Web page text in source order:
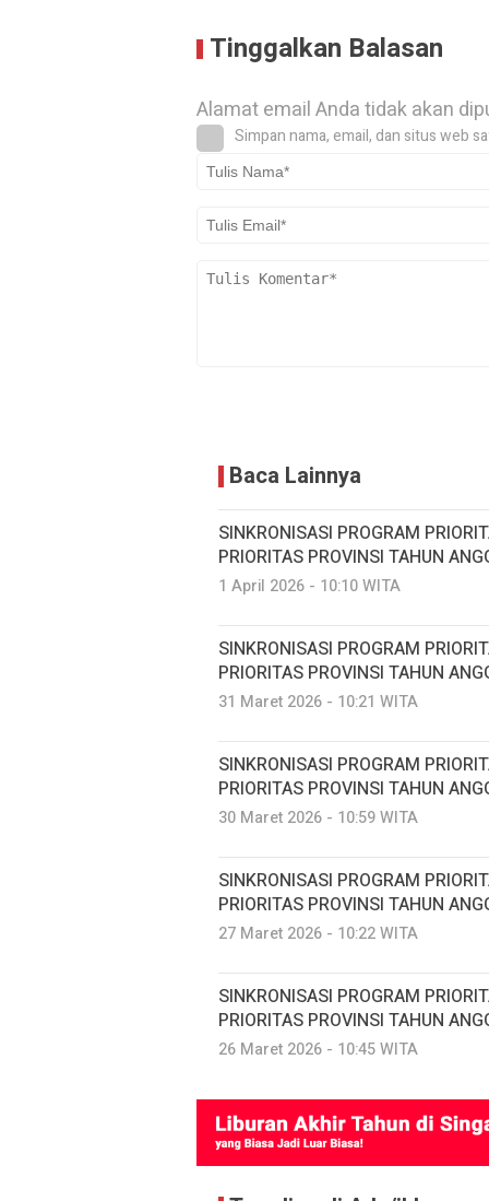
Tinggalkan Balasan
Alamat email Anda tidak akan
Simpan nama, email, dan situs web
Baca Lainnya
SINKRONISASI PROGRAM
PRIORITAS PROVINSI TAHUN
1 April 2026 - 10:10 WITA
SINKRONISASI PROGRAM
PRIORITAS PROVINSI TAHUN
31 Maret 2026 - 10:21 WITA
SINKRONISASI PROGRAM
PRIORITAS PROVINSI TAHUN
30 Maret 2026 - 10:59 WITA
SINKRONISASI PROGRAM
PRIORITAS PROVINSI TAHUN
27 Maret 2026 - 10:22 WITA
SINKRONISASI PROGRAM
PRIORITAS PROVINSI TAHUN
26 Maret 2026 - 10:45 WITA